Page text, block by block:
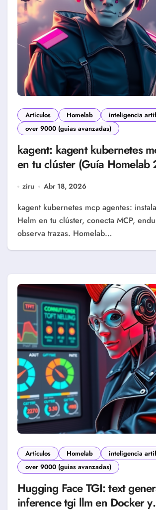
Artículos Homelab
inteligencia
over 9000 (guias avanzadas)
kagent: kagent kubernetes
en tu clúster (Guía Homelab
ziru Abr 18, 2026
kagent kubernetes mcp agentes: instala con CLI o
Helm en tu clúster, conecta MCP,
observa trazas. Homelab…
Artículos Homelab
inteligencia
over 9000 (guias avanzadas)
Hugging Face TGI: text
inference tgi llm en Docker y